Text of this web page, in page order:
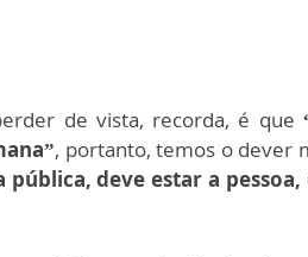
de vista, recorda, é que
, portanto, temos o dever
deve estar a pessoa,